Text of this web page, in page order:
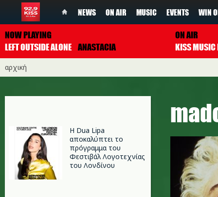
NEWS ON AIR MUSIC EVENTS WIN
NOW PLAYING
LEFT OUTSIDE ALONE ANASTACIA
ON AIR
αρχική
Η Dua Lipa
αποκαλύπτει το
πρόγραμμα του
Φεστιβάλ Λογοτεχνίας
του Λονδίνου